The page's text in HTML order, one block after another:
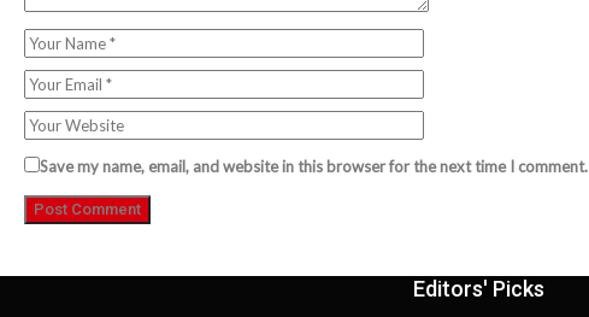
Save my name, email, and website in this browser for the next time I comment.
Editors' Picks